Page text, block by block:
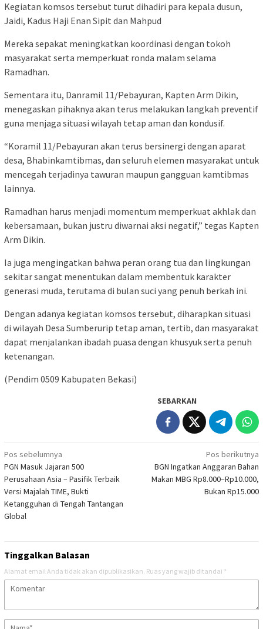
Kegiatan komsos tersebut turut dihadiri para kepala dusun,
Jaidi, Kadus Haji Enan Sipit dan Mahpud
Mereka sepakat meningkatkan koordinasi dengan tokoh
masyarakat serta memperkuat ronda malam selama
Ramadhan.
Sementara itu, Danramil 11/Pebayuran, Kapten Arm Dikin,
menegaskan pihaknya akan terus melakukan langkah preventif
guna menjaga situasi wilayah tetap aman dan kondusif.
“Koramil 11/Pebayuran akan terus bersinergi dengan aparat
desa, Bhabinkamtibmas, dan seluruh elemen masyarakat untuk
mencegah terjadinya tawuran maupun gangguan kamtibmas
lainnya.
Ramadhan harus menjadi momentum memperkuat akhlak dan
kebersamaan, bukan justru diwarnai aksi negatif,” tegas Kapten
Arm Dikin.
Ia juga mengingatkan bahwa peran orang tua dan lingkungan
sekitar sangat menentukan dalam membentuk karakter
generasi muda, terutama di bulan suci yang penuh berkah ini.
Dengan adanya kegiatan komsos tersebut, diharapkan situasi
di wilayah Desa Sumberurip tetap aman, tertib, dan masyarakat
dapat menjalankan ibadah puasa dengan khusyuk serta penuh
ketenangan.
(Pendim 0509 Kabupaten Bekasi)
SEBARKAN
Navigasi
pos
Pos sebelumnya
PGN Masuk Jajaran 500
Perusahaan Asia – Pasifik Terbaik
Versi Majalah TIME, Bukti
Ketangguhan di Tengah Tantangan
Global
Pos berikutnya
BGN Ingatkan Anggaran Bahan
Makan MBG Rp8.000–Rp10.000,
Bukan Rp15.000
Tinggalkan Balasan
Alamat email Anda tidak akan dipublikasikan. Ruas yang wajib ditandai *